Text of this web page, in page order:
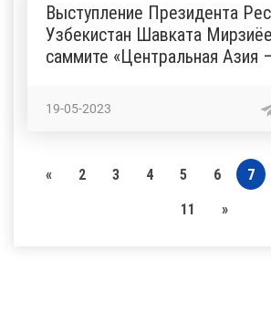
Выступление Президента
Узбекистан Шавката
саммите «Центральная Азия
19-05-2023
« 2 3 4 5 6 7
11
»